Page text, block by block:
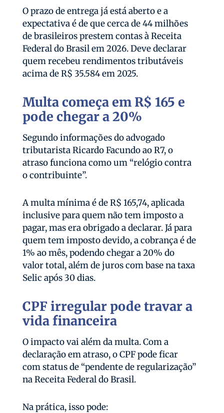
O prazo de entrega já está aberto e a
expectativa é de que cerca de 44 milhões
de brasileiros prestem contas à Receita
Federal do Brasil em 2026. Deve declarar
quem recebeu rendimentos tributáveis
acima de R$ 35.584 em 2025.
Multa começa em R$ 165 e
pode chegar a 20%
Segundo informações do advogado
tributarista Ricardo Facundo ao R7, o
atraso funciona como um “relógio contra
o contribuinte”.
A multa mínima é de R$ 165,74, aplicada
inclusive para quem não tem imposto a
pagar, mas era obrigado a declarar. Já para
quem tem imposto devido, a cobrança é de
1% ao mês, podendo chegar a 20% do
valor total, além de juros com base na taxa
Selic após 30 dias.
CPF irregular pode travar a
vida financeira
O impacto vai além da multa. Com a
declaração em atraso, o CPF pode ficar
com status de “pendente de regularização”
na Receita Federal do Brasil.
Na prática, isso pode: